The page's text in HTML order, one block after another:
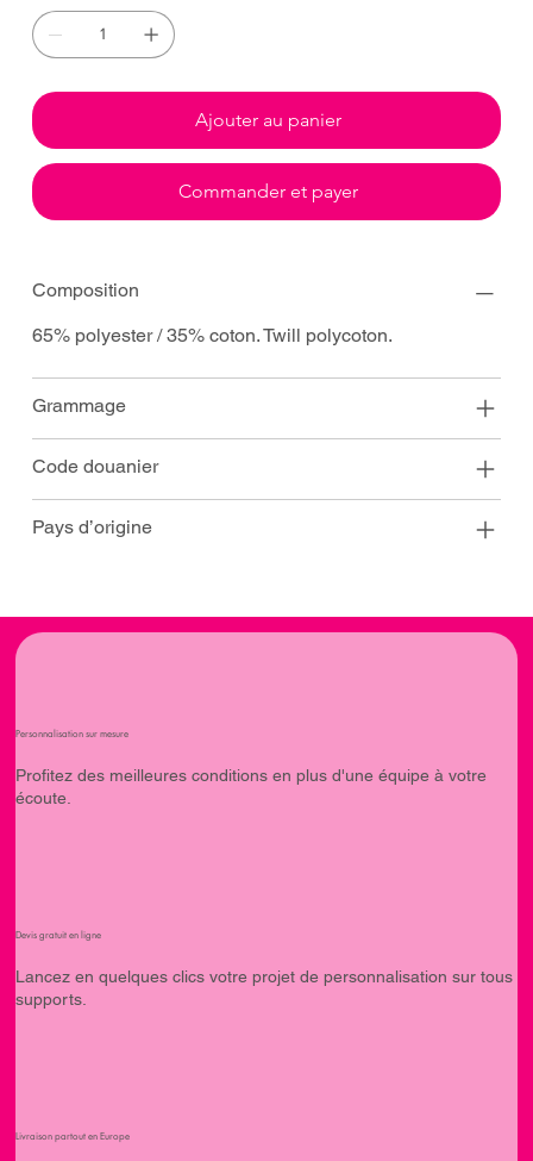
Ajouter au panier
Commander et payer
Composition
65% polyester / 35% coton. Twill polycoton.
Grammage
Code douanier
Pays d’origine
Personnalisation sur mesure
Profitez des meilleures conditions en plus d'une équipe à votre
écoute.
Devis gratuit en ligne
Lancez en quelques clics votre projet de personnalisation sur tous
supports.
Livraison partout en Europe